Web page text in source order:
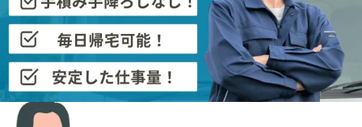
この記事を書いた人